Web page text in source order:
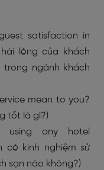
satisfaction in
lòng của khách
ngành khách
mean to you?
tốt là gì?)
using any hotel
có kinh nghiệm sử
sạn nào không?)